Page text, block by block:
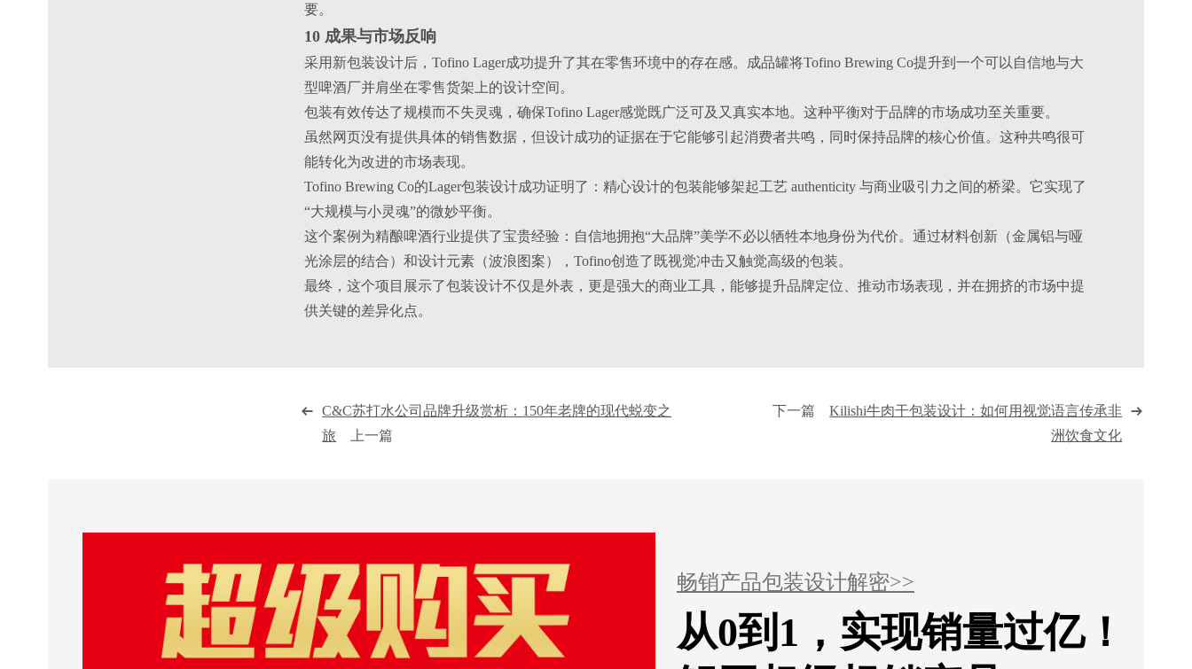
要。
10 成果与市场反响
采用新包装设计后，Tofino Lager成功提升了其在零售环境中的存在感。成品罐将Tofino Brewing Co提升到一个可以自信地与大
型啤酒厂并肩坐在零售货架上的设计空间。
包装有效传达了规模而不失灵魂，确保Tofino Lager感觉既广泛可及又真实本地。这种平衡对于品牌的市场成功至关重要。
虽然网页没有提供具体的销售数据，但设计成功的证据在于它能够引起消费者共鸣，同时保持品牌的核心价值。这种共鸣很可
能转化为改进的市场表现。
Tofino Brewing Co的Lager包装设计成功证明了：精心设计的包装能够架起工艺 authenticity 与商业吸引力之间的桥梁。它实现了
“大规模与小灵魂”的微妙平衡。
这个案例为精酿啤酒行业提供了宝贵经验：自信地拥抱“大品牌”美学不必以牺牲本地身份为代价。通过材料创新（金属铝与哑
光涂层的结合）和设计元素（波浪图案），Tofino创造了既视觉冲击又触觉高级的包装。
最终，这个项目展示了包装设计不仅是外表，更是强大的商业工具，能够提升品牌定位、推动市场表现，并在拥挤的市场中提
供关键的差异化点。
C&C苏打水公司品牌升级赏析：150年老牌的现代蜕变之
旅 上一篇
下一篇Kilishi牛肉干包装设计：如何用视觉语言传承非
洲饮食文化
畅销产品包装设计解密>>
从0到1，实现销量过亿！